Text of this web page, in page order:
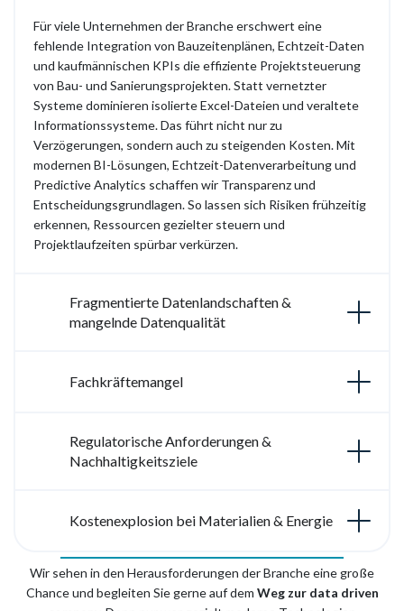
Für viele Unternehmen der Branche erschwert eine
fehlende Integration von Bauzeitenplänen, Echtzeit-Daten
und kaufmännischen KPIs die effiziente Projektsteuerung
von Bau- und Sanierungsprojekten. Statt vernetzter
Systeme dominieren isolierte Excel-Dateien und veraltete
Informationssysteme. Das führt nicht nur zu
Verzögerungen, sondern auch zu steigenden Kosten. Mit
modernen BI-Lösungen, Echtzeit-Datenverarbeitung und
Predictive Analytics schaffen wir Transparenz und
Entscheidungsgrundlagen. So lassen sich Risiken frühzeitig
erkennen, Ressourcen gezielter steuern und
Projektlaufzeiten spürbar verkürzen.
Fragmentierte Datenlandschaften &
mangelnde Datenqualität
Fachkräftemangel
Regulatorische Anforderungen &
Nachhaltigkeitsziele
Kostenexplosion bei Materialien & Energie
Wir sehen in den Herausforderungen der Branche eine große
Chance und begleiten Sie gerne auf dem Weg zur data driven